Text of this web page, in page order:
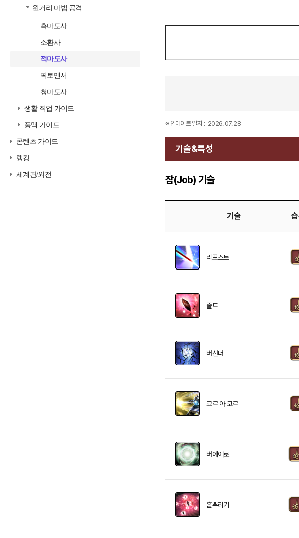
원거리 마법 공격
흑마도사
소환사
적마도사
픽토맨서
청마도사
생활 직업 가이드
풍맥 가이드
콘텐츠 가이드
랭킹
세계관/외전
※ 업데이트 일자 : 2026. 07. 28
기술&특성
잡(Job) 기술
기술
리포스트
졸트
버선더
코르 아 코르
버에어로
흩뿌리기